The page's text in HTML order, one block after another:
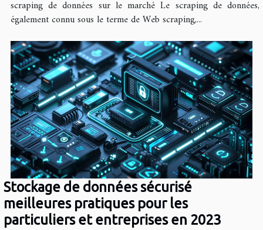
scraping de données sur le marché Le scraping de données,
également connu sous le terme de Web scraping,...
Stockage de données sécurisé
meilleures pratiques pour les
particuliers et entreprises en 2023